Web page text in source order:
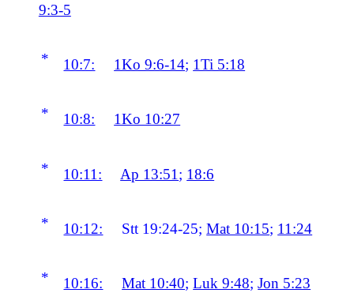
9:3-5
* 10:7: 1Ko 9:6-14; 1Ti 5:18
* 10:8: 1Ko 10:27
* 10:11: Ap 13:51 ; 18:6
* 10:12: Stt 19:24-25;Mat 10:15; 11:24
* 10:16: Mat 10:40;Luk 9:48;Jon 5:23